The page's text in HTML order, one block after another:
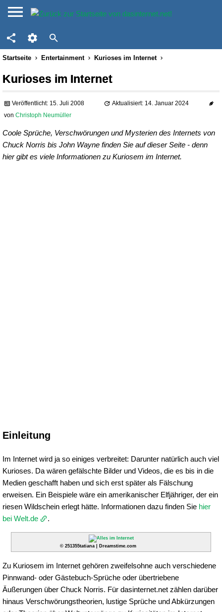
Startseite Entertainment Kurioses im Internet
Kurioses im Internet
Veröffentlicht: 15. Juli 2008
Aktualisiert: 14. Januar 2024
von Christoph Neumüller
Coole Sprüche, Verschwörungen und Mysterien des Internets von
Chuck Norris bis John Wayne finden Sie auf dieser Seite - denn
hier gibt es viele Informationen zu Kuriosem im Internet.
Einleitung
Im Internet wird ja so einiges verbreitet: Darunter natürlich auch viel
Kurioses. Da wären gefälschte Bilder und Videos, die es bis in die
Medien geschafft haben und sich erst später als Fälschung
erweisen. Ein Beispiele wäre ein amerikanischer Elfjähriger, der ein
riesen Wildschein erlegt hätte. Informationen dazu finden Sie hier
bei Welt.de
.
© 251355tatiana | Dreamstime.com
Zu Kuriosem im Internet gehören zweifelsohne auch verschiedene
Pinnwand- oder Gästebuch-Sprüche oder übertriebene
Äußerungen über Chuck Norris. Für dasinternet.net zählen darüber
hinaus Verschwörungstheorien, lustige Sprüche und Abkürzungen